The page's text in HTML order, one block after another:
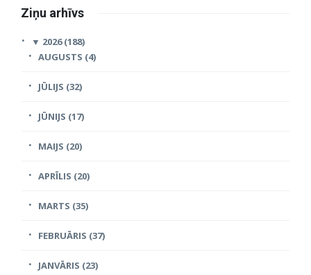
Ziņu arhīvs
▼ 2026 (188)
AUGUSTS (4)
JŪLIJS (32)
JŪNIJS (17)
MAIJS (20)
APRĪLIS (20)
MARTS (35)
FEBRUĀRIS (37)
JANVĀRIS (23)